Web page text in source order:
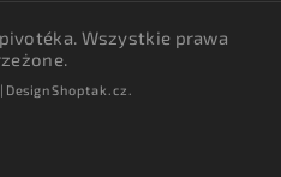
. Wszystkie prawa
| DesignShoptak.cz.